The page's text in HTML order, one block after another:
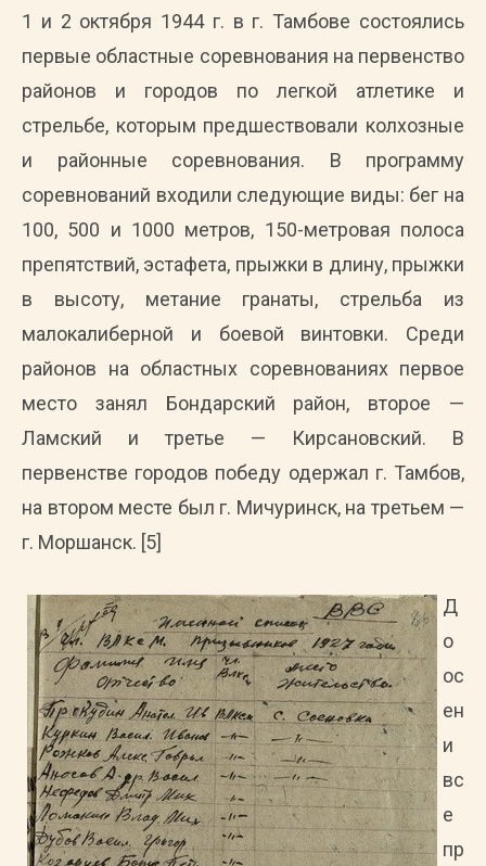
1 и 2 октября 1944 г. в г. Тамбове состоялись
первые областные соревнования на первенство
районов и городов по легкой атлетике и
стрельбе, которым предшествовали колхозные
и районные соревнования. В программу
соревнований входили следующие виды: бег на
100, 500 и 1000 метров, 150-метровая полоса
препятствий, эстафета, прыжки в длину, прыжки
в высоту, метание гранаты, стрельба из
малокалиберной и боевой винтовки. Среди
районов на областных соревнованиях первое
место занял Бондарский район, второе —
Ламский и третье — Кирсановский. В
первенстве городов победу одержал г. Тамбов,
на втором месте был г. Мичуринск, на третьем —
г. Моршанск. [5]
Д
о
ос
ен
и
вс
е
пр